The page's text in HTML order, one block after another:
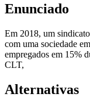
Enunciado
Em 2018, um
com uma sociedade
empregados em 15%
CLT,
Alternativas